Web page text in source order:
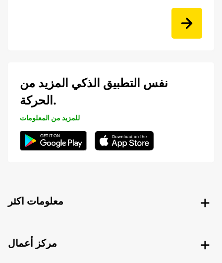
نفس التطبيق الذكي المزيد من
الحركة.
للمزيد من المعلومات
معلومات اكثر
مركز أعمال